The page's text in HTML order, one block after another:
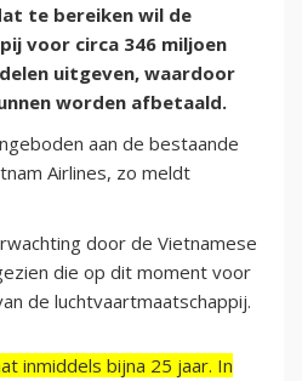
te bereiken wil de
voor circa 346 miljoen
uitgeven, waardoor
worden afbetaald.
aan de bestaande
Airlines, zo meldt
door de Vietnamese
die op dit moment voor
de luchtvaartmaatschappij.
inmiddels bijna 25 jaar. In